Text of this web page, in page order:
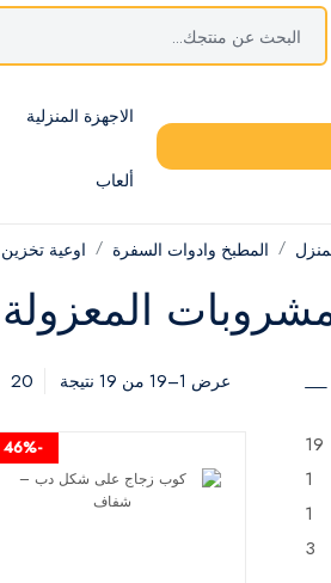
الاجهزة المنزلية
ألعاب
المطبخ وادوات السفرة اوعية تخزين
المعزولة
19
1
1
3
عرض 1–19 من 19 نتيجة 20
-46%